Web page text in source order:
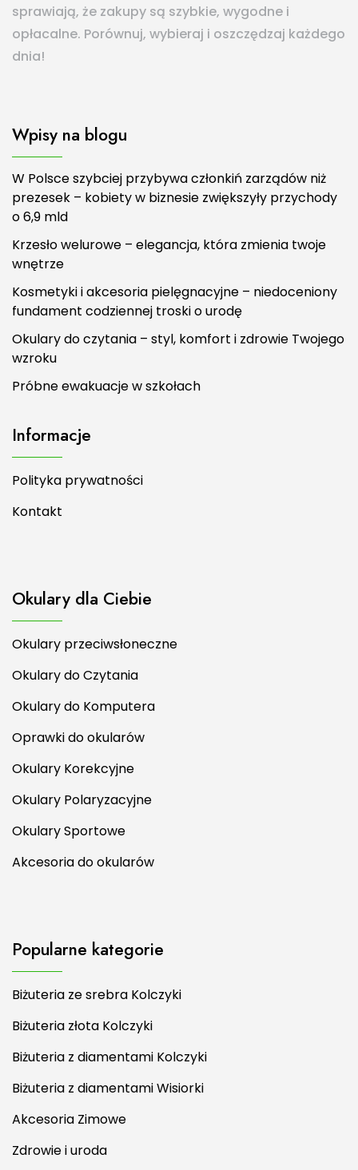
sprawiają, że zakupy są szybkie, wygodne i
opłacalne. Porównuj, wybieraj i oszczędzaj każdego
dnia!
Wpisy na blogu
W Polsce szybciej przybywa członkiń zarządów niż
prezesek – kobiety w biznesie zwiększyły przychody
o 6,9 mld
Krzesło welurowe – elegancja, która zmienia twoje
wnętrze
Kosmetyki i akcesoria pielęgnacyjne – niedoceniony
fundament codziennej troski o urodę
Okulary do czytania – styl, komfort i zdrowie Twojego
wzroku
Próbne ewakuacje w szkołach
Informacje
Polityka prywatności
Kontakt
Okulary dla Ciebie
Okulary przeciwsłoneczne
Okulary do Czytania
Okulary do Komputera
Oprawki do okularów
Okulary Korekcyjne
Okulary Polaryzacyjne
Okulary Sportowe
Akcesoria do okularów
Popularne kategorie
Biżuteria ze srebra Kolczyki
Biżuteria złota Kolczyki
Biżuteria z diamentami Kolczyki
Biżuteria z diamentami Wisiorki
Akcesoria Zimowe
Zdrowie i uroda